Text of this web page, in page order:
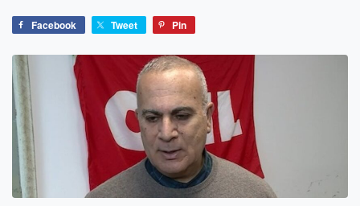
Facebook Tweet Pin